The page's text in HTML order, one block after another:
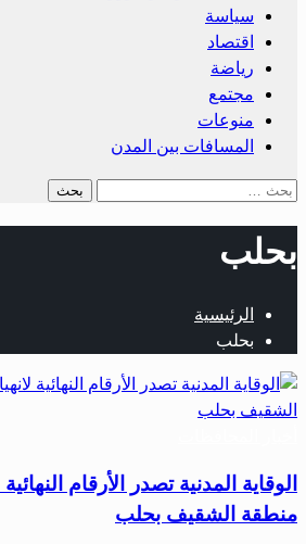
سياسة
اقتصاد
رياضة
مجتمع
منوعات
المسافات بين المدن
البحث
بحلب
الرئيسية
بحلب
الوقاية المدنية تصدر الأرقام
منطقة الشقيف بحلب